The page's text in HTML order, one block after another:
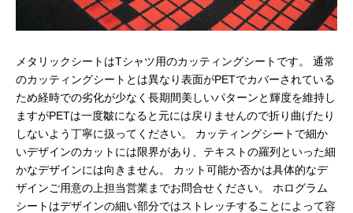
メタリックシートはTシャツ用のカッティングシートです。 通常
のカッティングシートとは異なり表面がPETでカバーされている
ため経時での劣化が少なく長期間美しいパターンと輝度を維持し
ますがPETは一度皺になると元には戻りませんので折り曲げたり
しないよう丁寧に扱ってください。 カッティングシートで細か
いデザインのカットには限界があり、テキストの羅列といった細
かなデザインには向きません。 カット可能か否かは具体的なデ
ザインご用意の上担当営業までお問合せください。 ホログラム
シートはデザインの細い部分ではストレッチすることによって容